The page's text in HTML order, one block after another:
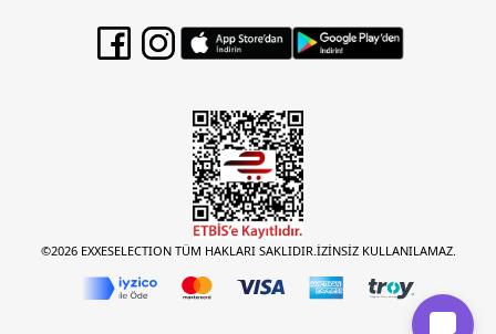
©2026 EXXESELECTION TÜM HAKLARI SAKLIDIR.İZİNSİZ KULLANILAMAZ.